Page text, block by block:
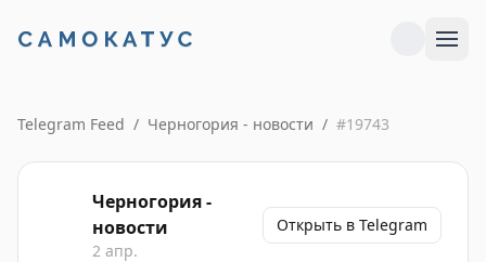
Telegram Feed / Черногория - новости / #19743
Черногория -
новости
2 апр.
Открыть в Telegram